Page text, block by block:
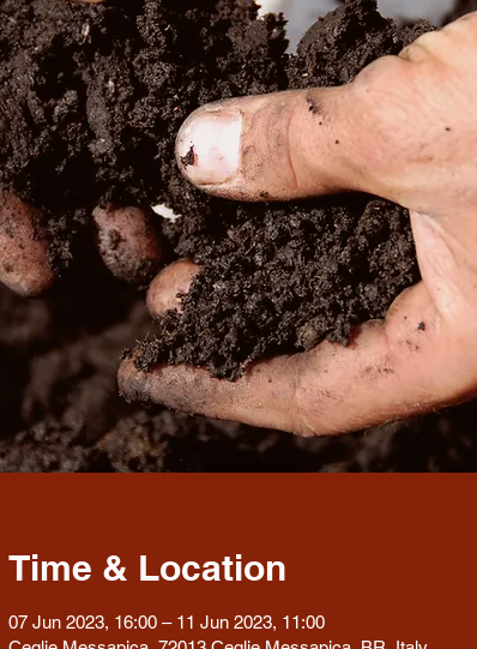
Time & Location
07 Jun 2023, 16:00 – 11 Jun 2023, 11:00